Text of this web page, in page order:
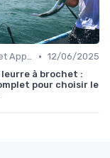
Leurres et Appâts • 12/06/2025
à brochet :
pour choisir le